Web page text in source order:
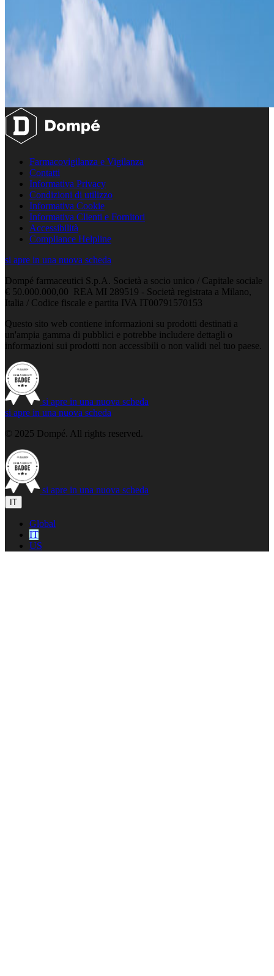
Farmacovigilanza e Vigilanza
Contatti
Informativa Privacy
Condizioni di utilizzo
Informativa Cookie
Informativa Clienti e Fornitori
Accessibilità
Compliance Helpline
si apre in una nuova scheda
Dompé farmaceutici S.p.A. Società a socio unico / Capitale sociale
€ 50.000.000,00 REA MI 289519 - Società registrata a Milano,
Italia / Codice fiscale e partita IVA IT00791570153
Questo sito web contiene informazioni su prodotti destinati a
un'ampia gamma di pubblici e potrebbe includere dettagli o
informazioni sui prodotti non accessibili o non validi nel tuo paese.
si apre in una nuova scheda
si apre in una nuova scheda
© 2025 Dompé. All rights reserved.
si apre in una nuova scheda
IT
Global
IT
US